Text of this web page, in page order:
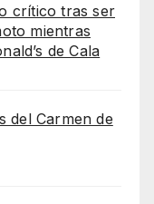
crítico tras ser
mientras
de Cala
del Carmen de